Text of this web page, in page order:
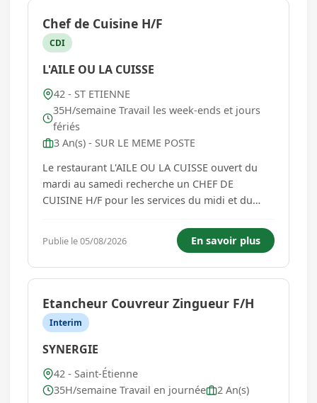
Chef de Cuisine H/F
CDI
L'AILE OU LA CUISSE
42 - ST ETIENNE
35H/semaine Travail les week-ends et jours
fériés
3 An(s) - SUR LE MEME POSTE
Le restaurant L'AILE OU LA CUISSE ouvert du
mardi au samedi recherche un CHEF DE
CUISINE H/F pour les services du midi et du
(production, cuisson, dressage) - Encadrement
de l'équipe en cuisine - Gestion des commandes
et des stocks - Respect des n...
Publie le 05/08/2026 En savoir plus
Etancheur Couvreur Zingueur F/H
Interim
SYNERGIE
42 - Saint-Étienne
35H/semaine Travail en journée
2 An(s)